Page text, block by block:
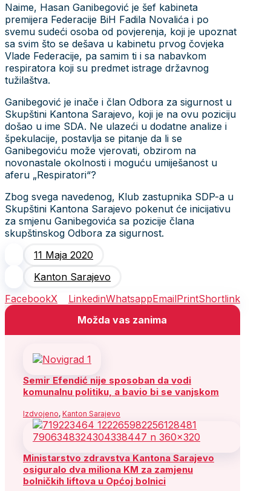
Naime, Hasan Ganibegović je šef kabineta
premijera Federacije BiH Fadila Novalića i po
svemu sudeći osoba od povjerenja, koji je upoznat
sa svim što se dešava u kabinetu prvog čovjeka
Vlade Federacije, pa samim ti i sa nabavkom
respiratora koji su predmet istrage državnog
tužilaštva.
Ganibegović je inače i član Odbora za sigurnost u
Skupštini Kantona Sarajevo, koji je na ovu poziciju
došao u ime SDA. Ne ulazeći u dodatne analize i
špekulacije, postavlja se pitanje da li se
Ganibegoviću može vjerovati, obzirom na
novonastale okolnosti i moguću umiješanost u
aferu „Respiratori“?
Zbog svega navedenog, Klub zastupnika SDP-a u
Skupštini Kantona Sarajevo pokenut će inicijativu
za smjenu Ganibegovića sa pozicije člana
skupštinskog Odbora za sigurnost.
11 Maja 2020
Kanton Sarajevo
FacebookX LinkedinWhatsappEmailPrintShortlink
Možda vas zanima
Semir Efendić nije sposoban da vodi
komunalnu politiku, a bavio bi se vanjskom
Izdvojeno, Kanton Sarajevo
Ministarstvo zdravstva Kantona Sarajevo
osiguralo dva miliona KM za zamjenu
bolničkih liftova u Općoj bolnici